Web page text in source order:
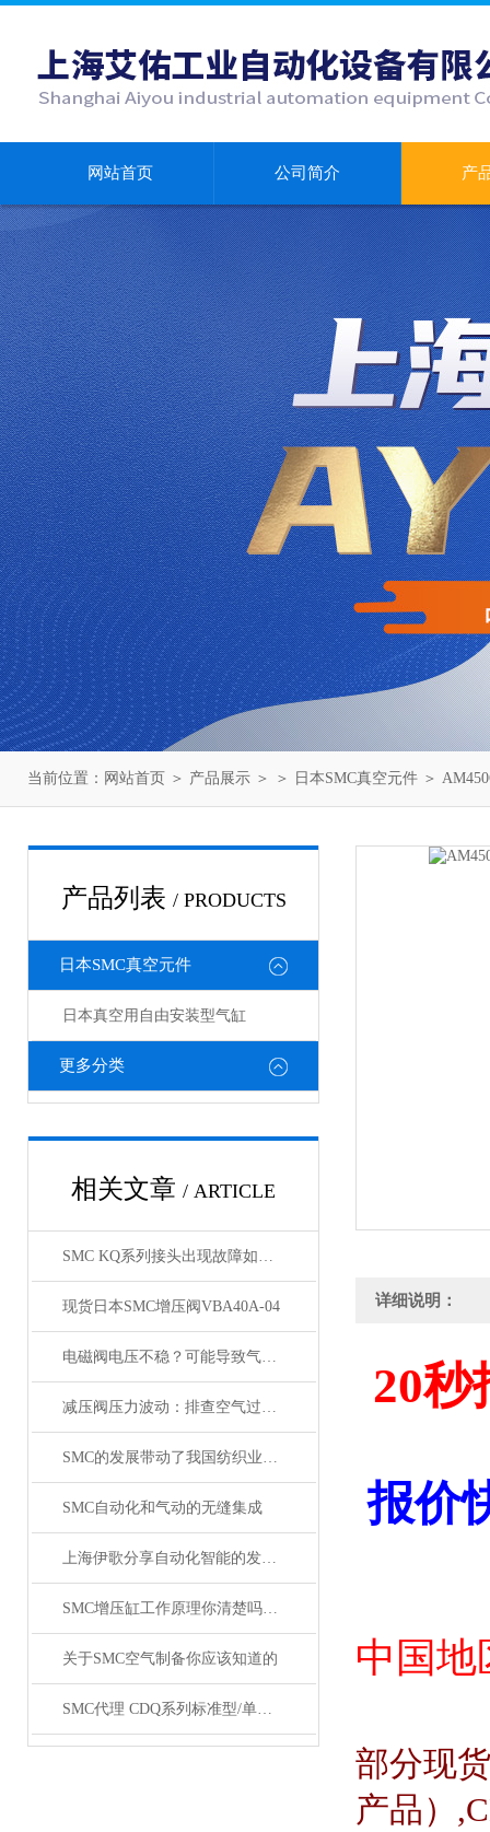
网站首页 公司简介 产
当前位置： 网站首页 ＞ 产品展示 ＞ ＞ 日本SMC真空元件 ＞
产品列表 / PRODUCTS
日本SMC真空元件
日本真空用自由安装型气缸
更多分类
相关文章 / ARTICLE
SMC KQ系列接头出现故障如何处理，KQ接头原装正品
现货日本SMC增压阀VBA40A-04
电磁阀电压不稳？可能导致气缸与锁定阀动作紊乱
减压阀压力波动：排查空气过滤器是否存在堵塞
SMC的发展带动了我国纺织业的发展
SMC自动化和气动的无缝集成
上海伊歌分享自动化智能的发展这将成为现实
SMC增压缸工作原理你清楚吗？SMC气缸工作原理
关于SMC空气制备你应该知道的
SMC代理 CDQ系列标准型/单杆双作用薄型气缸原装正品
详细说明：
20秒
报价
中国地
部分现
产品）